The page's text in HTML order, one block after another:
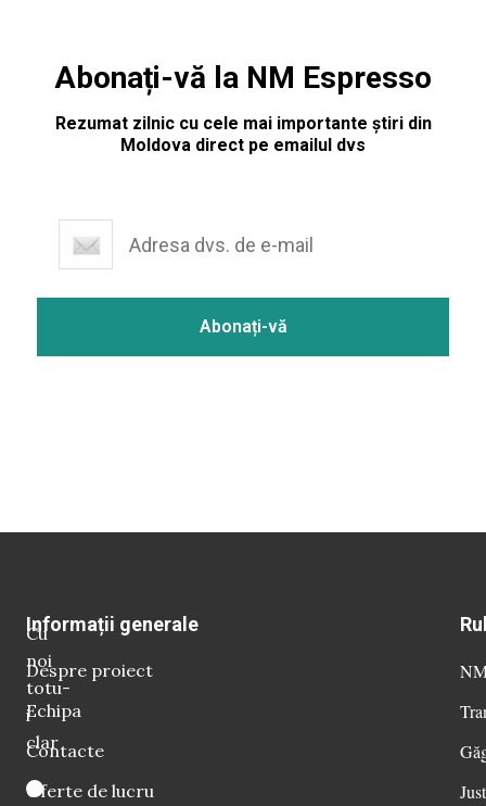
Abonați-vă la NM Espresso
Rezumat zilnic cu cele mai importante știri din
Moldova direct pe emailul dvs
Cu
noi
totu-
i
clar
Informații generale
Despre proiect
Echipa
Contacte
Oferte de lucru